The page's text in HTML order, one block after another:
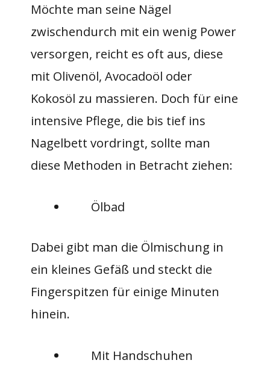
Möchte man seine Nägel
zwischendurch mit ein wenig Power
versorgen, reicht es oft aus, diese
mit Olivenöl, Avocadoöl oder
Kokosöl zu massieren. Doch für eine
intensive Pflege, die bis tief ins
Nagelbett vordringt, sollte man
diese Methoden in Betracht ziehen:
Ölbad
Dabei gibt man die Ölmischung in
ein kleines Gefäß und steckt die
Fingerspitzen für einige Minuten
hinein.
Mit Handschuhen